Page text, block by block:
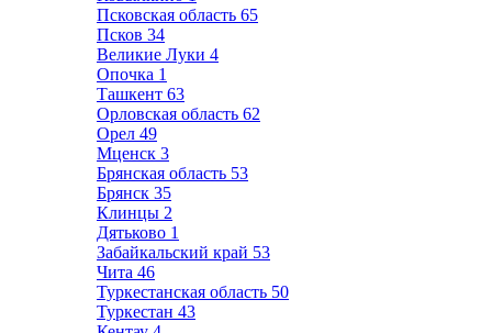
Псковская область 65
Псков 34
Великие Луки 4
Опочка 1
Ташкент 63
Орловская область 62
Орел 49
Мценск 3
Брянская область 53
Брянск 35
Клинцы 2
Дятьково 1
Забайкальский край 53
Чита 46
Туркестанская область 50
Туркестан 43